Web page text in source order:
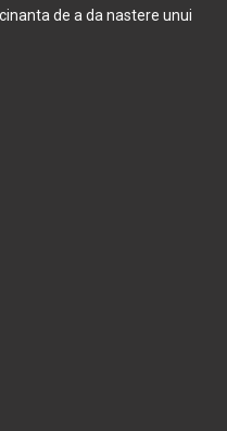
de a da nastere unui